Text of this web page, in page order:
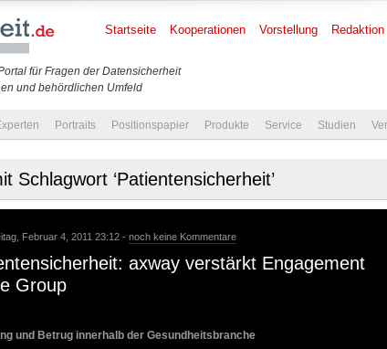
für Fragen der Datensicherheit
und behördlichen Umfeld
Startseite Kooperationen Vorstellung Redaktion
Portraits Positionspapier Produkte Service Studien
Schlagwort ‘Patientensicherheit’
Februar 4, 2011 23:12 - noch keine Kommentare
axway verstärkt Engagement
Group
und Betrug innerhalb der Gesundheitsbranche